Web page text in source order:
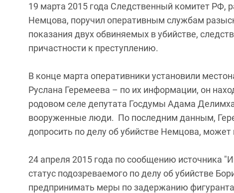
19 марта 2015 года Следственный комитет РФ,
Немцова, поручил оперативным службам
показания двух обвиняемых в убийстве,
причастности к преступлению.​
В конце марта оперативники установили
Руслана Геремеева – по их информации, он
родовом селе депутата Госдумы Адама
вооруженные люди. По последним данным,
допросить по делу об убийстве Немцова, может
24 апреля 2015 года по сообщению источника
статус подозреваемого по делу об убийстве
предпринимать меры по задержанию